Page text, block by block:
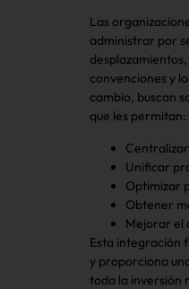
Las
administrar por
convenciones y
cambio, buscan
que les permitan:
Unificar
Optimizar
Obtener
Mejorar el
Esta integración
y proporciona
toda la inversión